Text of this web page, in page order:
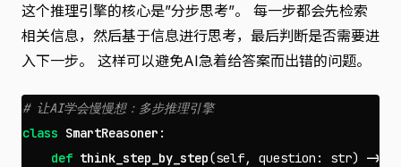
这个推理引擎的核心是”分步思考”。 每一步都会先检索
相关信息，然后基于信息进行思考，最后判断是否需要进
入下一步。 这样可以避免AI急着给答案而出错的问题。
class SmartReasoner :
def think_step_by_step(self, question : str) ->